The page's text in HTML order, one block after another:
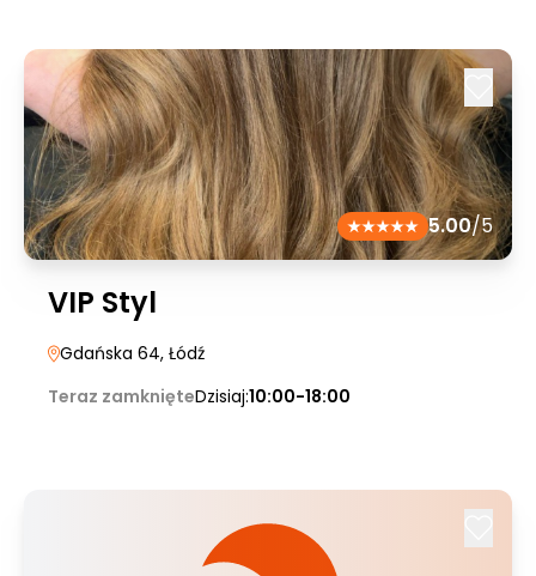
5.00/5
VIP Styl
Gdańska 64, Łódź
Teraz zamknięteDzisiaj:10:00-18:00